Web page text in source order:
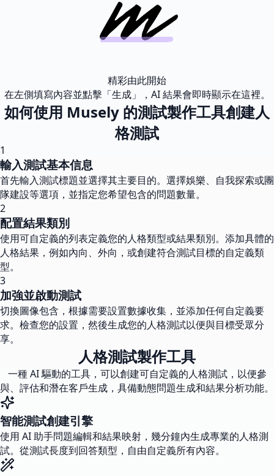
精彩由此開始
在左側填寫內容並點擊「生成」，AI 結果會即時顯示在這裡。
如何使用 Musely 的測試製作工具創建人
格測試
1
輸入測試基本信息
首先輸入測試標題並選擇其主要目的。選擇娛樂、自我探索或團
隊建設等選項，並指定您希望包含的問題數量。
2
配置結果類別
使用可自定義的列表定義您的人格類型或結果類別。添加具體的
人格結果，例如內向、外向，或創建符合測試目標的自定義類
型。
3
加強並啟動測試
切換圖像包含，根據需要設置數據收集，並添加任何自定義要
求。檢查您的設置，然後生成您的人格測試以便與目標受眾分
享。
人格測試製作工具
一種 AI 驅動的工具，可以創建可自定義的人格測試，以便參
與、評估和潛在客戶生成，具備動態問題生成和結果分析功能。
智能測試創建引擎
使用 AI 助手問題編輯和結果映射，幾分鐘內生成專業的人格測
試。從測試長度到回答類型，自由自定義所有內容。